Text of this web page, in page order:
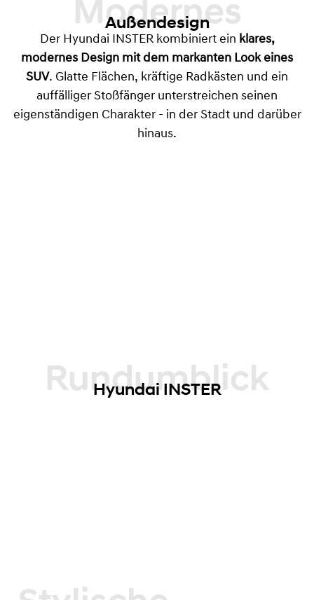
Modernes
Außendesign
Der Hyundai INSTER kombiniert ein klares,
modernes Design mit dem markanten Look eines
SUV. Glatte Flächen, kräftige Radkästen und ein
auffälliger Stoßfänger unterstreichen seinen
eigenständigen Charakter - in der Stadt und darüber
hinaus.
Rundumblick
Hyundai INSTER